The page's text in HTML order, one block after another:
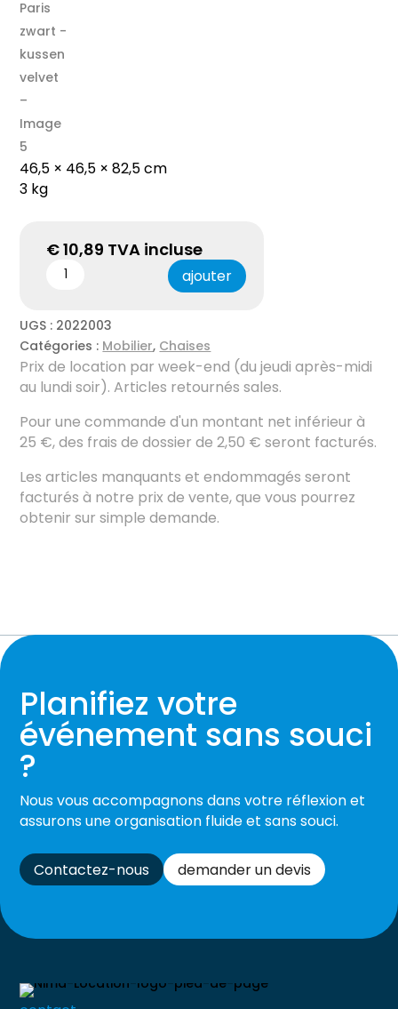
46,5 × 46,5 × 82,5 cm
3 kg
€10,89 TVA incluse
ajouter
UGS : 2022003
Catégories : Mobilier, Chaises
Prix ​​de location par week-end (du jeudi après-midi
au lundi soir). Articles retournés sales.
Pour une commande d'un montant net inférieur à
25 €, des frais de dossier de 2,50 € seront facturés.
Les articles manquants et endommagés seront
facturés à notre prix de vente, que vous pourrez
obtenir sur simple demande.
Planifiez votre
événement sans souci
?
Nous vous accompagnons dans votre réflexion et
assurons une organisation fluide et sans souci.
Contactez-nous demander un devis